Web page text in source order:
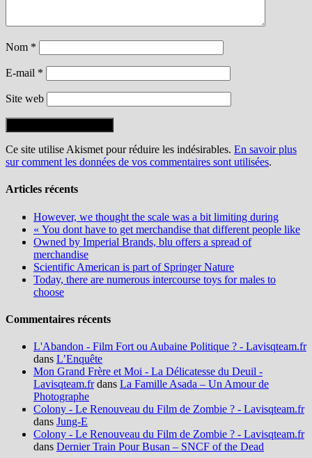
Nom *
E-mail *
Site web
Ce site utilise Akismet pour réduire les indésirables. En savoir plus
sur comment les données de vos commentaires sont utilisées.
Articles récents
However, we thought the scale was a bit limiting during
« You dont have to get merchandise that different people like
Owned by Imperial Brands, blu offers a spread of
merchandise
Scientific American is part of Springer Nature
Today, there are numerous intercourse toys for males to
choose
Commentaires récents
L'Abandon - Film Fort ou Aubaine Politique ? - Lavisqteam.fr
dans L’Enquête
Mon Grand Frère et Moi - La Délicatesse du Deuil -
Lavisqteam.frdans La Famille Asada – Un Amour de
Photographe
Colony - Le Renouveau du Film de Zombie ? - Lavisqteam.fr
dans Jung-E
Colony - Le Renouveau du Film de Zombie ? - Lavisqteam.fr
dans Dernier Train Pour Busan – SNCF of the Dead